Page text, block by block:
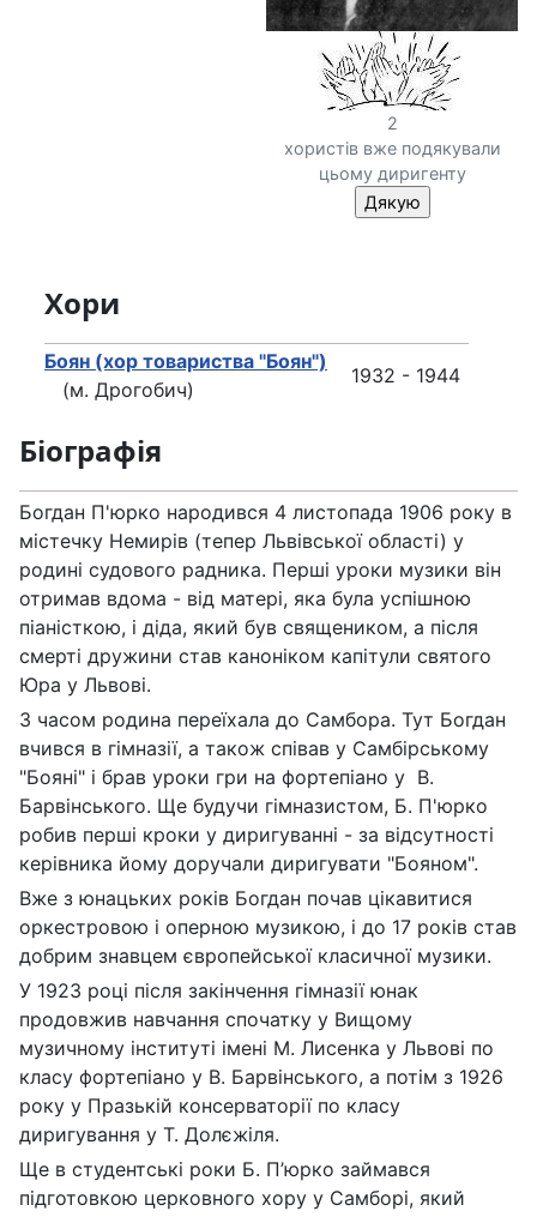
2
хористів вже подякували
цьому диригенту
Хори
Боян (хор товариства "Боян")
(м. Дрогобич)
1932 - 1944
Біографія
Богдан П'юрко народився 4 листопада 1906 року в
містечку Немирів (тепер Львівської області) у
родині судового радника. Перші уроки музики він
отримав вдома - від матері, яка була успішною
піаністкою, і діда, який був священиком, а після
смерті дружини став каноніком капітули святого
Юра у Львові.
З часом родина переїхала до Самбора. Тут Богдан
вчився в гімназії, а також співав у Самбірському
"Бояні" і брав уроки гри на фортепіано у В.
Барвінського. Ще будучи гімназистом, Б. П'юрко
робив перші кроки у диригуванні - за відсутності
керівника йому доручали диригувати "Бояном".
Вже з юнацьких років Богдан почав цікавитися
оркестровою і оперною музикою, і до 17 років став
добрим знавцем європейської класичної музики.
У 1923 році після закінчення гімназії юнак
продовжив навчання спочатку у Вищому
музичному інституті імені М. Лисенка у Львові по
класу фортепіано у В. Барвінського, а потім з 1926
року у Празькій консерваторії по класу
диригування у Т. Долєжіля.
Ще в студентські роки Б. П’юрко займався
підготовкою церковного хору у Самборі, який